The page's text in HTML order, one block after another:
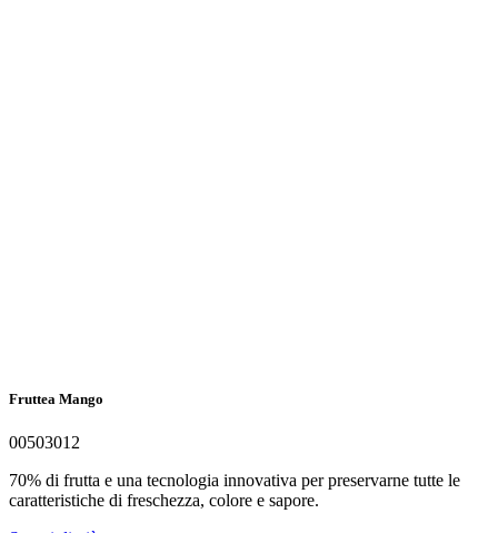
Fruttea Mango
00503012
70% di frutta e una tecnologia innovativa per preservarne tutte le
caratteristiche di freschezza, colore e sapore.